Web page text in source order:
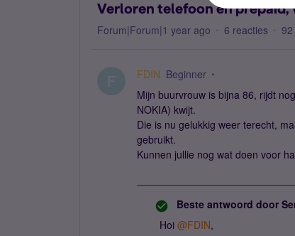
Verloren telefoon en prepaid,
Forum|Forum|1 year ago 6 reacties 92
F FDIN Beginner
Mijn buurvrouw is bijna 86, rijdt
NOKIA) kwijt.
Die is nu gelukkig weer terecht,
gebruikt.
Kunnen jullie nog wat doen voor
Beste antwoord door
Hoi @FDIN,